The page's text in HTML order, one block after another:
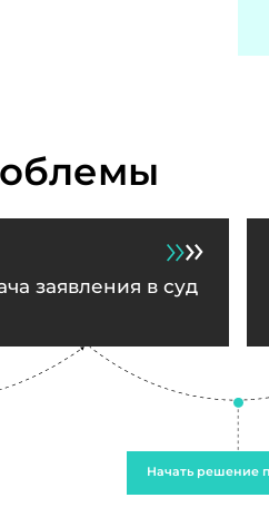
заявления в суд
Начать решение